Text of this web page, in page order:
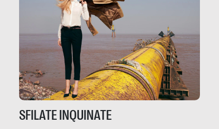
SFILATE INQUINATE